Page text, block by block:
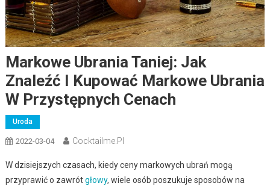
Markowe Ubrania Taniej: Jak
Znaleźć I Kupować Markowe Ubrania
W Przystępnych Cenach
Uroda
2022-03-04 Cocktailme.pl
W dzisiejszych czasach, kiedy ceny markowych ubrań mogą
przyprawić o zawrótgłowy, wiele osób poszukuje sposobów na